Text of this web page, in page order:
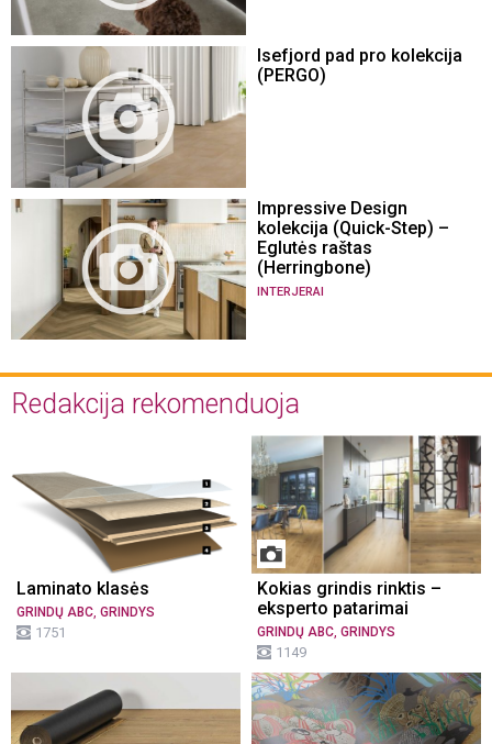
Isefjord pad pro kolekcija
(PERGO)
Impressive Design
kolekcija (Quick-Step) –
Eglutės raštas
(Herringbone)
INTERJERAI
Redakcija rekomenduoja
Laminato klasės
GRINDŲ ABC GRINDYS
1751
Kokias grindis rinktis –
eksperto patarimai
GRINDŲ ABC GRINDYS
1149